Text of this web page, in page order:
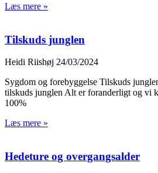
Læs mere »
Tilskuds junglen
Heidi Riishøj 24/03/2024
Sygdom og forebyggelse Tilskuds
tilskuds junglen Alt er foranderligt og vi
100%
Læs mere »
Hedeture og overgangsalder​